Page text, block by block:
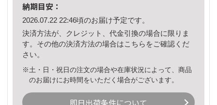
納期目安：
2026.07.22 22:46頃のお届け予定です。
決済方法が、クレジット、代金引換の場合に限りま
す。その他の決済方法の場合はこちら をご確認くだ
さい。
※土・日・祝日の注文の場合や在庫状況によって、商品
のお届けにお時間をいただく場合がございます。
即日出荷条件について